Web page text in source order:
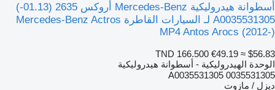
أسطوانة هيدروليكية Mercedes-Benz أروكس 2635 (01.13-)
A0035531305 لـ السيارات القاطرة Mercedes-Benz Actros
MP4 Antos Arocs (2012-)
TND 166.500 €49.19 ≈ $56.83
الوحدة الهيدروليكية - أسطوانة هيدروليكية
A0035531305 0035531305
ديزل / مازوت